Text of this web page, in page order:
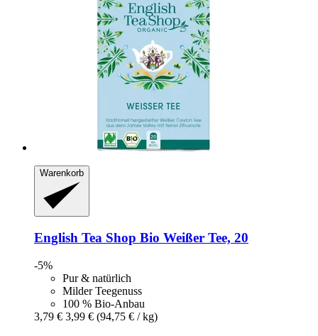
Warenkorb
English Tea Shop Bio Weißer Tee, 20
-5%
Pur & natürlich
Milder Teegenuss
100 % Bio-Anbau
3,79 € 3,99 € (94,75 € / kg)